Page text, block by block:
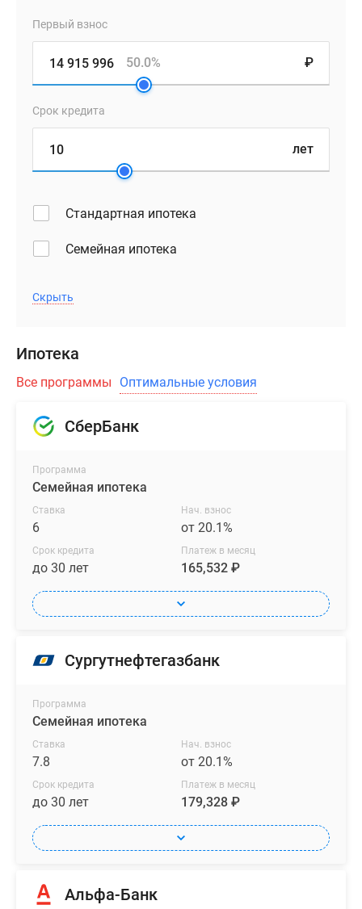
Первый взнос
₽
50.0%
Срок кредита
лет
Стандартная ипотека
Семейная ипотека
Скрыть
Ипотека
Все программы Оптимальные условия
СберБанк
Программа
Семейная ипотека
Ставка
6
Нач. взнос
от 20.1%
Срок кредита
до 30 лет
Платеж в месяц
165,532 ₽
Сургутнефтегазбанк
Программа
Семейная ипотека
Ставка
7.8
Нач. взнос
от 20.1%
Срок кредита
до 30 лет
Платеж в месяц
179,328 ₽
Альфа-Банк